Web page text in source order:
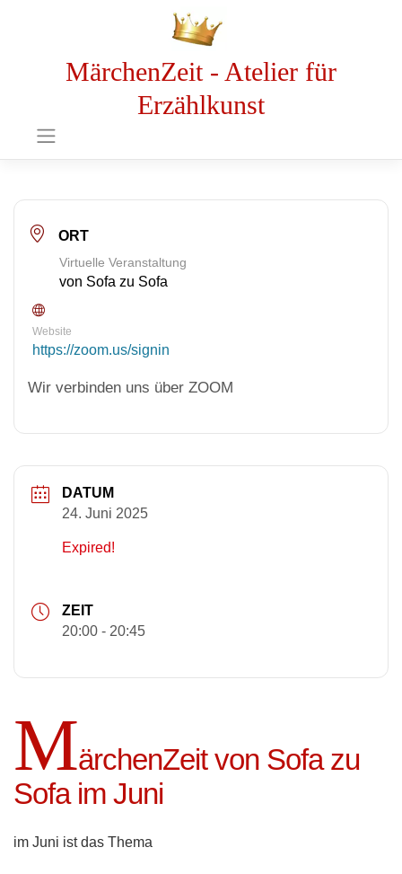
MärchenZeit - Atelier für
Erzählkunst
ORT
Virtuelle Veranstaltung
von Sofa zu Sofa
Website
https://zoom.us/signin
Wir verbinden uns über ZOOM
DATUM
24. Juni 2025
Expired!
ZEIT
20:00 - 20:45
MärchenZeit von Sofa zu
Sofa im Juni
im Juni ist das Thema